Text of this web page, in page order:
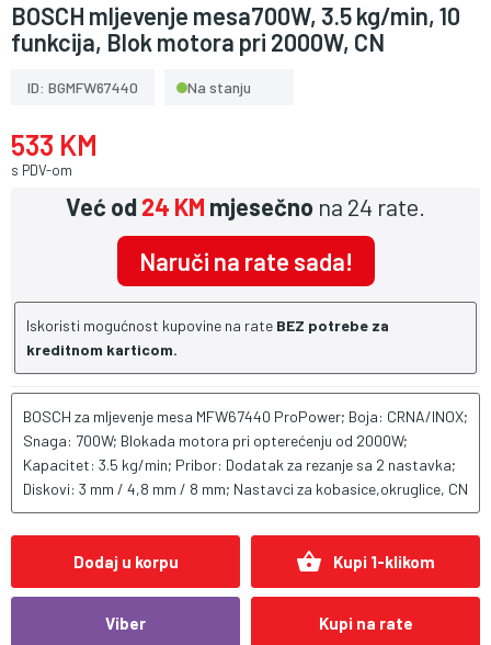
BOSCH mljevenje mesa700W, 3.5 kg/min, 10
funkcija, Blok motora pri 2000W, CN
ID: BGMFW67440 Na stanju
533 KM
s PDV-om
Već od24 KM mjesečno na 24 rate.
Naruči na rate sada!
Iskoristi mogućnost kupovine na rate BEZ potrebe za
kreditnom karticom.
BOSCH za mljevenje mesa MFW67440 ProPower; Boja: CRNA/INOX;
Snaga: 700W; Blokada motora pri opterećenju od 2000W;
Kapacitet: 3.5 kg/min; Pribor: Dodatak za rezanje sa 2 nastavka;
Diskovi: 3 mm / 4,8 mm / 8 mm; Nastavci za kobasice,okruglice, CN
Dodaj u korpu shopping_basket Kupi 1-klikom
Viber Kupi na rate